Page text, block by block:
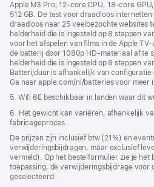
Apple M3 Pro, 12‑core CPU, 18‑core
512 GB. De test voor draadloos
draadloos naar 25 veelbezochte websites
helderheid die is ingesteld op 8 stappen
voor het afspelen van films in de Apple
de batterij door 1080p HD-materiaal af te
helderheid die is ingesteld op 8 stappen
Batterijduur is afhankelijk van configuratie
Ga naar apple.com/nl/batteries voor meer
5. Wifi 6E beschikbaar in landen waar dit
6. Het gewicht kan variëren, afhankelijk
fabricageproces.
De prijzen zijn inclusief btw (21%) en
verwijderingsbijdragen, maar exclusief
vermeld). Op het bestelformulier zie je het
toepassing, de verwijderingsbijdrage voor
geselecteerd.